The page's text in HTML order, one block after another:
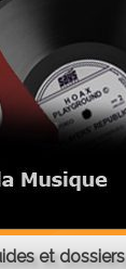
et dossiers